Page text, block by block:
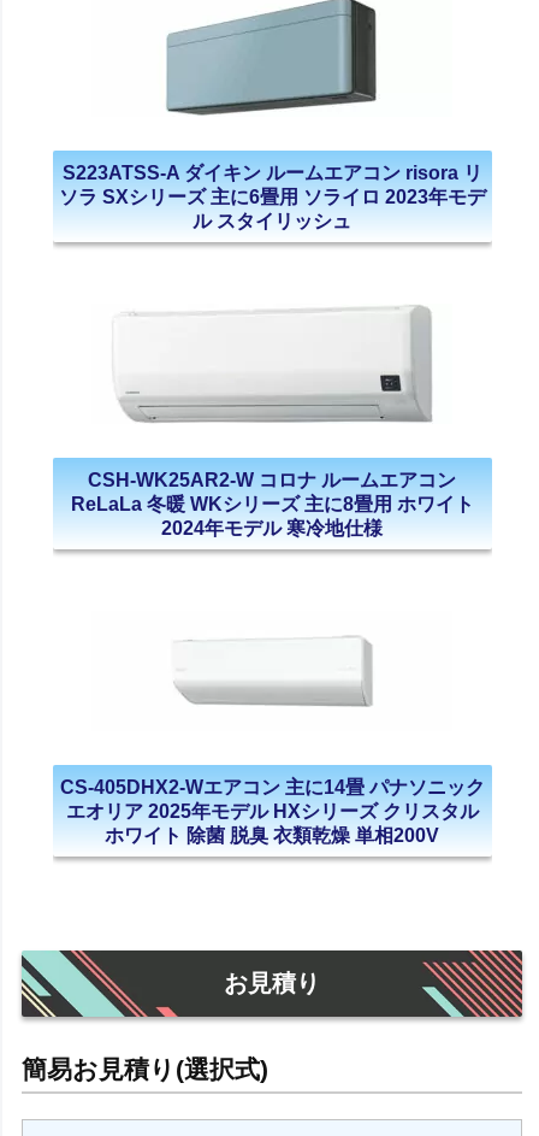
S223ATSS-A ダイキン ルームエアコン risora リ
ソラ SXシリーズ 主に6畳用 ソライロ 2023年モデ
ル スタイリッシュ
CSH-WK25AR2-W コロナ ルームエアコン
ReLaLa 冬暖 WKシリーズ 主に8畳用 ホワイト
2024年モデル 寒冷地仕様
CS-405DHX2-Wエアコン 主に14畳 パナソニック
エオリア 2025年モデル HXシリーズ クリスタル
ホワイト 除菌 脱臭 衣類乾燥 単相200V
お見積り